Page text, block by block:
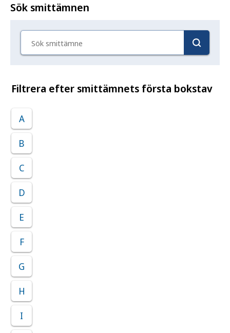
Sök smittämnen
Filtrera efter smittämnets första bokstav
A
B
C
D
E
F
G
H
I